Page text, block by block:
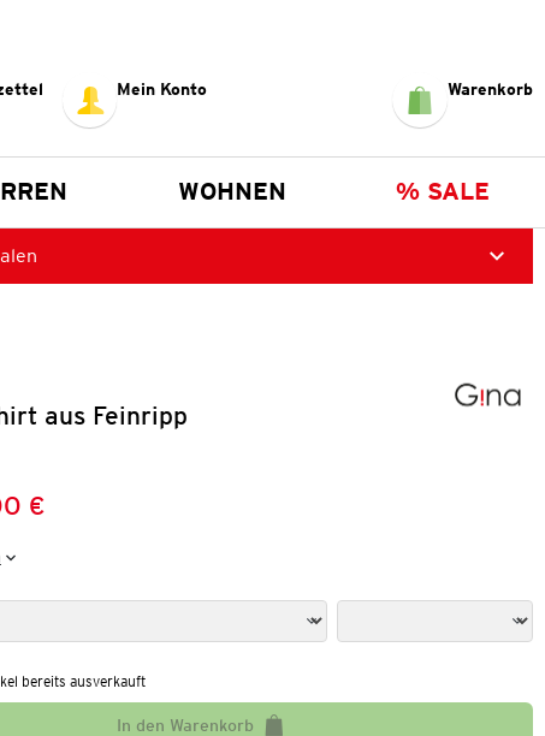
Mein Konto Warenkorb
WOHNEN % SALE
aus Feinripp
€
bereits ausverkauft
In den Warenkorb